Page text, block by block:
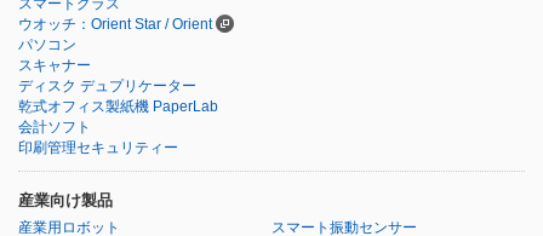
スマートグラス
ウオッチ：Orient Star / Orient
パソコン
スキャナー
ディスク デュプリケーター
乾式オフィス製紙機 PaperLab
会計ソフト
印刷管理セキュリティー
産業向け製品
産業用ロボット
スマート振動センサー